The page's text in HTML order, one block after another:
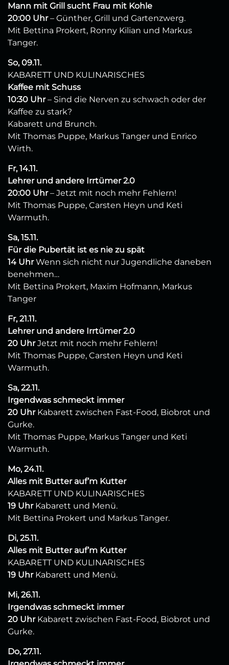
Mann mit Grill sucht Frau mit Kohle
20:00 Uhr– Günther, Grill und Gartenzwerg.
Mit Bettina Prokert, Ronny Kilian und Markus
Tanger.
So, 09.11.
KABARETT UND KULINARISCHES
Kaffee mit Schuss
10:30 Uhr– Sind die Nerven zu schwach oder der
Kaffee zu stark?
Kabarett und Brunch.
Mit Thomas Puppe, Markus Tanger und Enrico
Wirth.
Fr, 14.11.
Lehrer und andere Irrtümer 2.0
20:00 Uhr– Jetzt mit noch mehr Fehlern!
Mit Thomas Puppe, Carsten Heyn und Keti
Warmuth.
Sa, 15.11.
Für die Pubertät ist es nie zu spät
14 UhrWenn sich nicht nur Jugendliche daneben
benehmen…
Mit Bettina Prokert, Maxim Hofmann, Markus
Tanger
Fr, 21.11.
Lehrer und andere Irrtümer 2.0
20 UhrJetzt mit noch mehr Fehlern!
Mit Thomas Puppe, Carsten Heyn und Keti
Warmuth.
Sa, 22.11.
Irgendwas schmeckt immer
20 UhrKabarett zwischen Fast-Food, Biobrot und
Gurke.
Mit Thomas Puppe, Markus Tanger und Keti
Warmuth.
Mo, 24.11.
Alles mit Butter auf’m Kutter
KABARETT UND KULINARISCHES
19 UhrKabarett und Menü.
Mit Bettina Prokert und Markus Tanger.
Di, 25.11.
Alles mit Butter auf’m Kutter
KABARETT UND KULINARISCHES
19 UhrKabarett und Menü.
Mi, 26.11.
Irgendwas schmeckt immer
20 UhrKabarett zwischen Fast-Food, Biobrot und
Gurke.
Do, 27.11.